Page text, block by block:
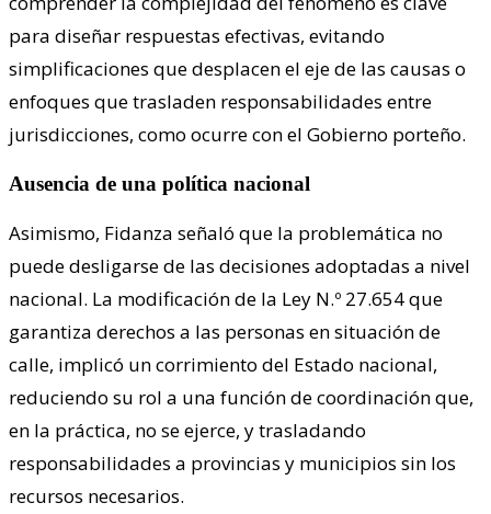
para diseñar respuestas efectivas, evitando
simplificaciones que desplacen el eje de las causas o
enfoques que trasladen responsabilidades entre
jurisdicciones, como ocurre con el Gobierno porteño.
Ausencia de una política nacional
Asimismo, Fidanza señaló que la problemática no
puede desligarse de las decisiones adoptadas a nivel
nacional. La modificación de la Ley N.º 27.654 que
garantiza derechos a las personas en situación de
calle, implicó un corrimiento del Estado nacional,
reduciendo su rol a una función de coordinación que,
en la práctica, no se ejerce, y trasladando
responsabilidades a provincias y municipios sin los
recursos necesarios.